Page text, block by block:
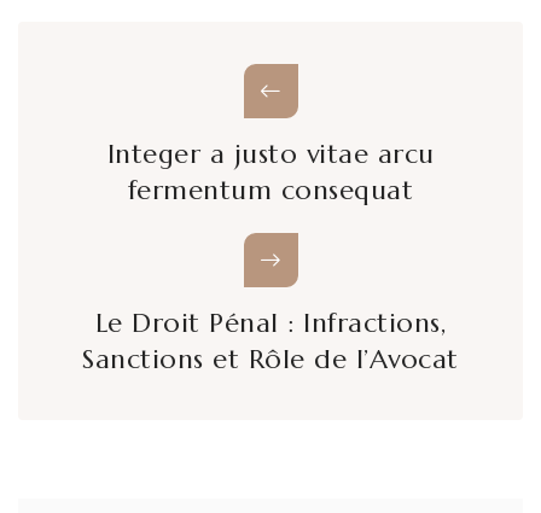
Integer a justo vitae arcu
fermentum consequat
Le Droit Pénal : Infractions,
Sanctions et Rôle de l’Avocat